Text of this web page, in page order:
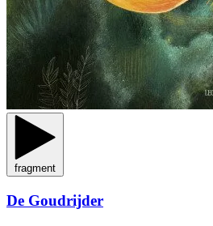
fragment
De Goudrijder